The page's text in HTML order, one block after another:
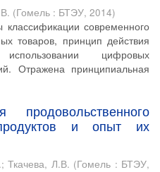
(Гомель : БТЭУ, 2014)
современного
товаров, принцип действия
цифровых
Отражена принципиальная
и опыт их
; Ткачева, Л.В. (Гомель : БТЭУ,